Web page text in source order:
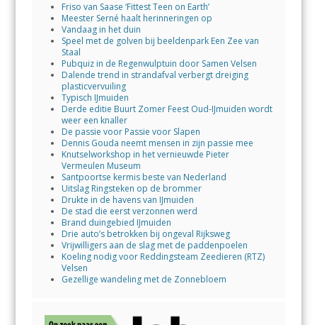
Friso van Saase ‘Fittest Teen on Earth’
Meester Serné haalt herinneringen op
Vandaag in het duin
Speel met de golven bij beeldenpark Een Zee van
Staal
Pubquiz in de Regenwulptuin door Samen Velsen
Dalende trend in strandafval verbergt dreiging
plasticvervuiling
Typisch IJmuiden
Derde editie Buurt Zomer Feest Oud-IJmuiden wordt
weer een knaller
De passie voor Passie voor Slapen
Dennis Gouda neemt mensen in zijn passie mee
Knutselworkshop in het vernieuwde Pieter
Vermeulen Museum
Santpoortse kermis beste van Nederland
Uitslag Ringsteken op de brommer
Drukte in de havens van IJmuiden
De stad die eerst verzonnen werd
Brand duingebied IJmuiden
Drie auto’s betrokken bij ongeval Rijksweg
Vrijwilligers aan de slag met de paddenpoelen
Koeling nodig voor Reddingsteam Zeedieren (RTZ)
Velsen
Gezellige wandeling met de Zonnebloem